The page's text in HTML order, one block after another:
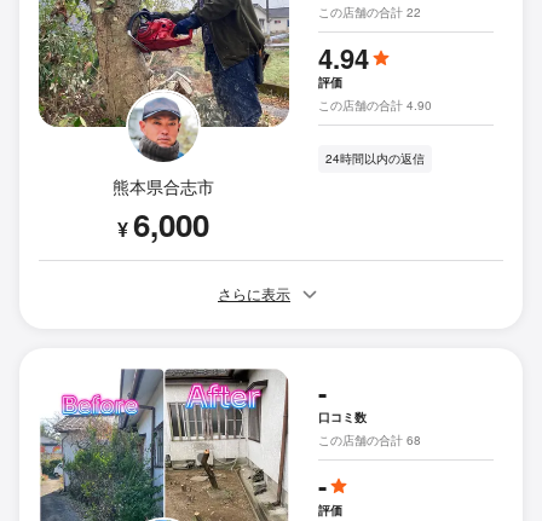
熊本県合志市
¥6,000
この店舗の合計 22
4.94
評価
この店舗の合計 4.90
24時間以内の返信
さらに表示
-
口コミ数
この店舗の合計 68
-
評価